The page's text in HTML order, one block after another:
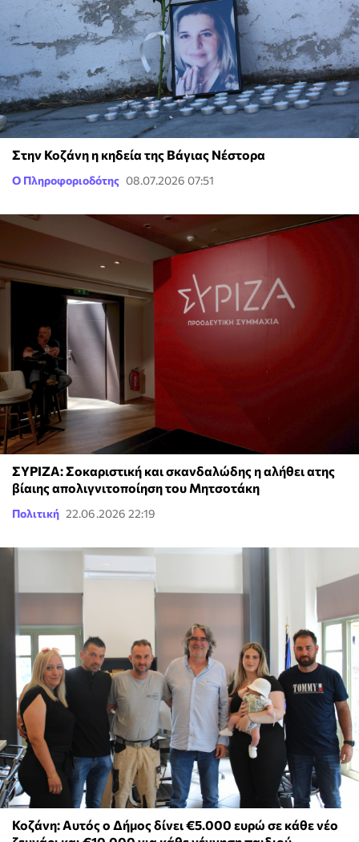
Στην Κοζάνη η κηδεία της Βάγιας Νέστορα
Ο Πληροφοριοδότης 08.07.2026 07:51
ΣΥΡΙΖΑ: Σοκαριστική και σκανδαλώδης η αλήθει ατης
βίαιης απολιγνιτοποίηση του Μητσοτάκη
Πολιτική 22.06.2026 22:19
Κοζάνη: Αυτός ο Δήμος δίνει €5.000 ευρώ σε κάθε νέο